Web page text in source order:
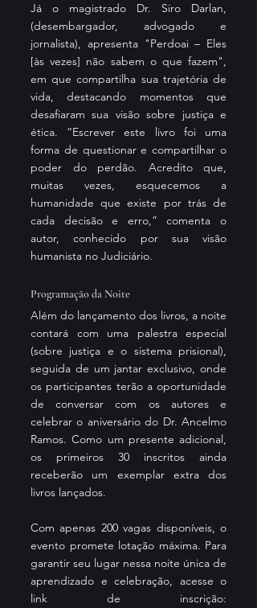
Já o magistrado Dr. Siro Darlan,
(desembargador, advogado e
jornalista), apresenta "Perdoai – Eles
[às vezes] não sabem o que fazem",
em que compartilha sua trajetória de
vida, destacando momentos que
desafiaram sua visão sobre justiça e
ética. “Escrever este livro foi uma
forma de questionar e compartilhar o
poder do perdão. Acredito que,
muitas vezes, esquecemos a
humanidade que existe por trás de
cada decisão e erro,” comenta o
autor, conhecido por sua visão
humanista no Judiciário.
Programação da Noite
Além do lançamento dos livros, a noite
contará com uma palestra especial
(sobre justiça e o sistema prisional),
seguida de um jantar exclusivo, onde
os participantes terão a oportunidade
de conversar com os autores e
celebrar o aniversário do Dr. Ancelmo
Ramos. Como um presente adicional,
os primeiros 30 inscritos ainda
receberão um exemplar extra dos
livros lançados.
Com apenas 200 vagas disponíveis, o
evento promete lotação máxima. Para
garantir seu lugar nessa noite única de
aprendizado e celebração, acesse o